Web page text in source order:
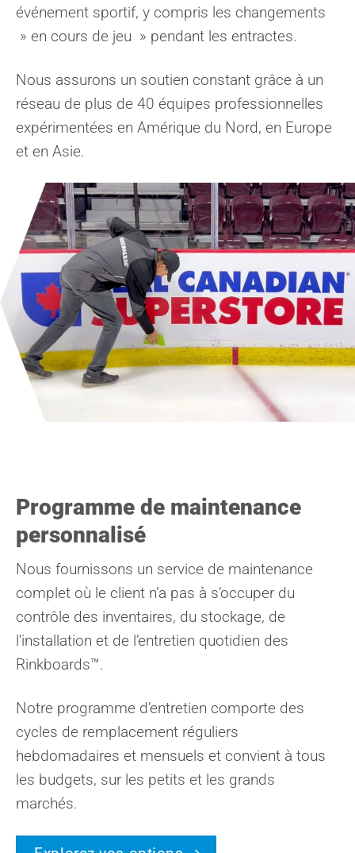
événement sportif, y compris les changements
» en cours de jeu » pendant les entractes.
Nous assurons un soutien constant grâce à un
réseau de plus de 40 équipes professionnelles
expérimentées en Amérique du Nord, en Europe
et en Asie.
Programme de maintenance
personnalisé
Nous fournissons un service de maintenance
complet où le client n’a pas à s’occuper du
contrôle des inventaires, du stockage, de
l’installation et de l’entretien quotidien des
Rinkboards™.
Notre programme d’entretien comporte des
cycles de remplacement réguliers
hebdomadaires et mensuels et convient à tous
les budgets, sur les petits et les grands
marchés.